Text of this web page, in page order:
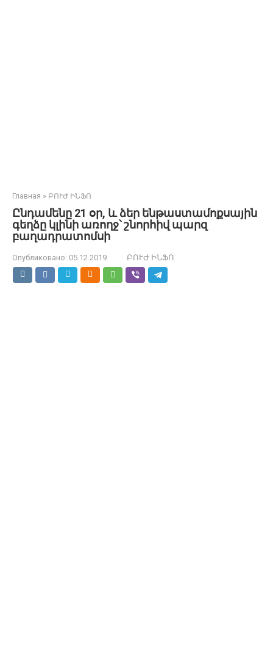
Главная » ԲՈՒԺ ԻՆՖՈ
Ընդամենը 21 օր, և ձեր ենթաստամոքսային
գեղձը կլինի առողջ՝ շնորհիվ պարզ
բաղադրատոմսի
Опубликовано: 05.12.2019 ԲՈՒԺ ԻՆՖՈ